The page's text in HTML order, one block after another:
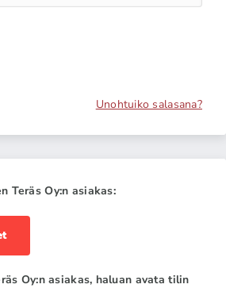
Unohtuiko salasana?
Teräs Oy:n asiakas:
Oy:n asiakas, haluan avata tilin